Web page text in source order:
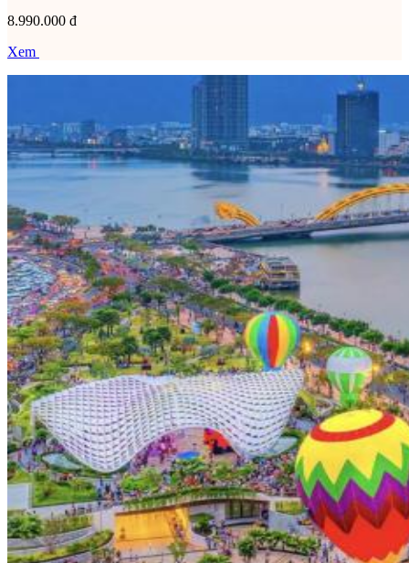
8.990.000 đ
Xem